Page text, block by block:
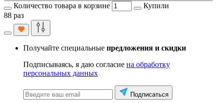
Количество товара в корзине
Купили
88 раз
Получайте специальные предложения и скидки
Подписываясь, я даю согласие на обработку
персональных данных
Подписаться